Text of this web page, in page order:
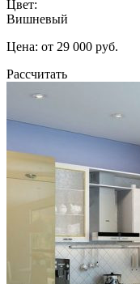
Цвет:
Вишневый
Цена: от 29 000 руб.
Рассчитать